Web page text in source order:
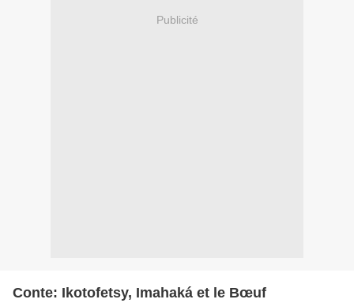
Publicité
Conte: Ikotofetsy, Imahaká et le Bœuf